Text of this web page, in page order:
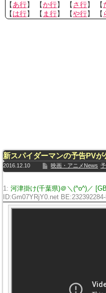
【あ行】 【か行】 【さ行】 【
【は行】 【 ま行】 【や行】 【
新スパイダーマンの予告PVが
2016.12.10 映画・アニメNews
1: 河津掛け(千葉県)＠＼(^o^)／ [GB]
ID:Gm07YRjY0.net